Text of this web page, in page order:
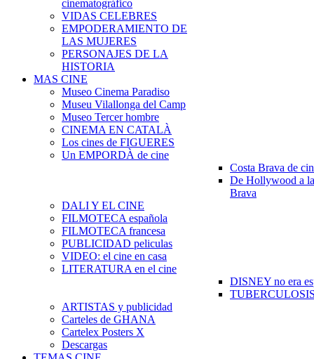
cinematográfico
VIDAS CELEBRES
EMPODERAMIENTO DE
LAS MUJERES
PERSONAJES DE LA
HISTORIA
MAS CINE
Museo Cinema Paradiso
Museu Vilallonga del Camp
Museo Tercer hombre
CINEMA EN CATALÀ
Los cines de FIGUERES
Un EMPORDÀ de cine
Costa Brava de
De Hollywood a
Brava
DALI Y EL CINE
FILMOTECA española
FILMOTECA francesa
PUBLICIDAD peliculas
VIDEO: el cine en casa
LITERATURA en el cine
DISNEY no era
ARTISTAS y publicidad
Carteles de GHANA
Cartelex Posters X
Descargas